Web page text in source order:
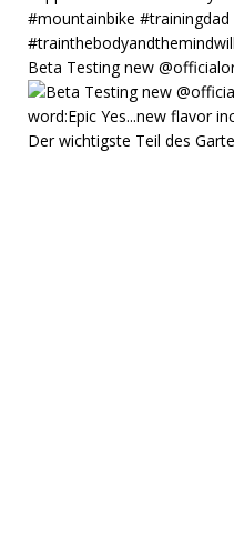
Beta Testing new
Der wichtigste Teil des